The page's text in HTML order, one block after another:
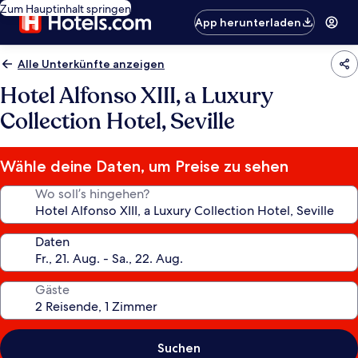
Zum Hauptinhalt springen
App herunterladen
Alle Unterkünfte anzeigen
Hotel Alfonso XIII, a Luxury
Collection Hotel, Seville
Wähle deine Daten, um Preise zu sehen
Wo soll’s hingehen?
Daten
Gäste
Suchen